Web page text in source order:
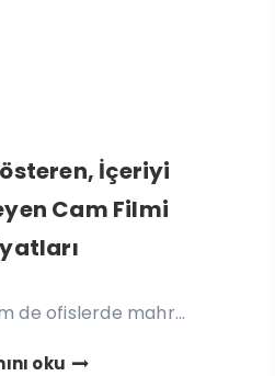
İçeriyi
Cam Filmi
İçeriyi Göstermeyen Cam
de ofislerde mahr...
oku